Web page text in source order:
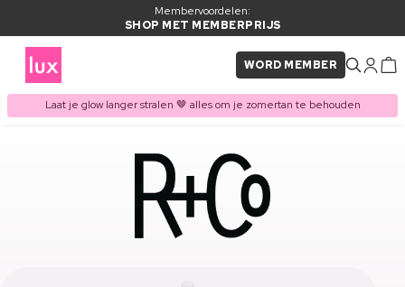
Membervoordelen:
SHOP MET MEMBERPRIJS
WORD MEMBER
Laat je glow langer stralen 🤎 alles om je zomertan te behouden